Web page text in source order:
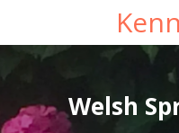
hovedindhold
Welsh